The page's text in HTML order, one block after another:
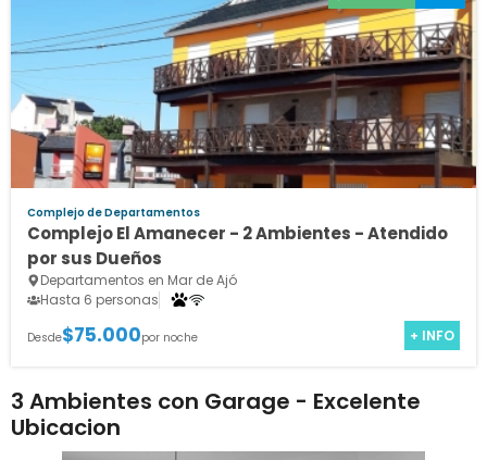
Complejo de Departamentos
Complejo El Amanecer - 2 Ambientes - Atendido
por sus Dueños
Departamentos en Mar de Ajó
Hasta 6 personas
Desde$75.000por noche + INFO
3 Ambientes con Garage - Excelente
Ubicacion